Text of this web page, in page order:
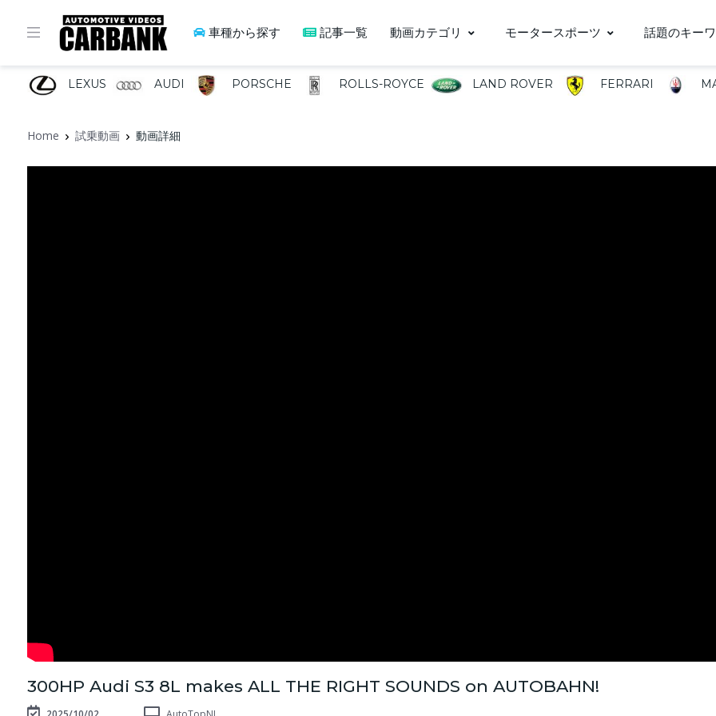
車種から探す 記事一覧 動画カテゴリ モータースポーツ 話題のキー
LEXUS AUDI PORSCHE ROLLS-ROYCE LAND ROVER FERRARI
Home 試乗動画 動画詳細
300HP Audi S3 8L makes ALL THE RIGHT SOUNDS on AUTOBAHN!